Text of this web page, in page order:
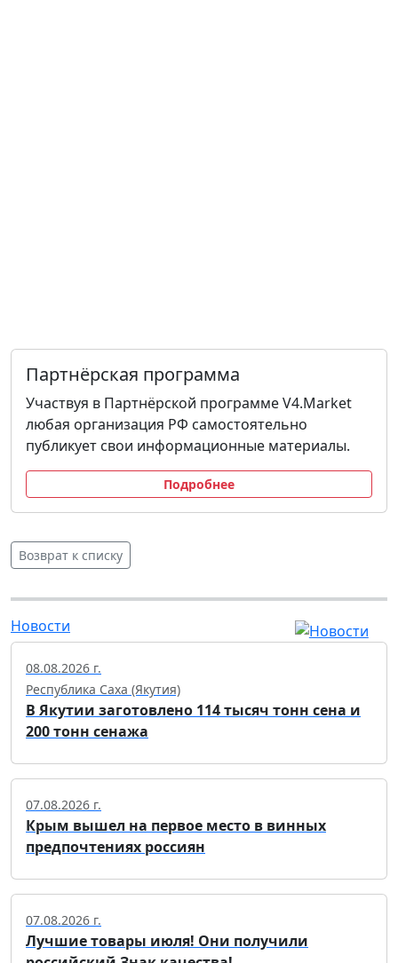
Партнёрская программа
Участвуя в Партнёрской программе V4.Market
любая организация РФ самостоятельно
публикует свои информационные материалы.
Подробнее
Возврат к списку
Новости
08.08.2026 г.
Республика Саха (Якутия)
В Якутии заготовлено 114 тысяч тонн сена и
200 тонн сенажа
07.08.2026 г.
Крым вышел на первое место в винных
предпочтениях россиян
07.08.2026 г.
Лучшие товары июля! Они получили